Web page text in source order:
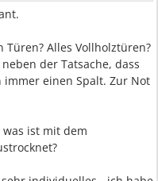
Alles Vollholztüren?
der Tatsache, dass
einen Spalt. Zur Not
ist mit dem